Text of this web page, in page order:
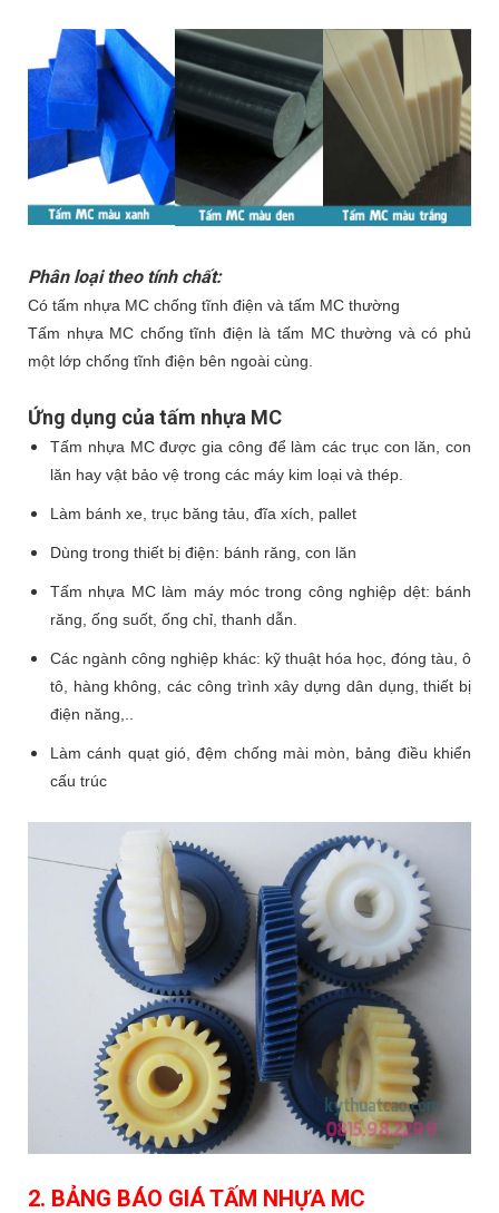
Phân loại theo tính chất:
Có tấm nhựa MC chống tĩnh điện và tấm MC thường
Tấm nhựa MC chống tĩnh điện là tấm MC thường và có phủ
một lớp chống tĩnh điện bên ngoài cùng.
Ứng dụng của tấm nhựa MC
Tấm nhựa MC được gia công để làm các trục con lăn, con
lăn hay vật bảo vệ trong các máy kim loại và thép.
Làm bánh xe, trục băng tảu, đĩa xích, pallet
Dùng trong thiết bị điện: bánh răng, con lăn
Tấm nhựa MC làm máy móc trong công nghiệp dệt: bánh
răng, ống suốt, ống chỉ, thanh dẫn.
Các ngành công nghiệp khác: kỹ thuật hóa học, đóng tàu, ô
tô, hàng không, các công trình xây dựng dân dụng, thiết bị
điện năng,..
Làm cánh quạt gió, đệm chống mài mòn, bảng điều khiển
cấu trúc
2. BẢNG BÁO GIÁ TẤM NHỰA MC